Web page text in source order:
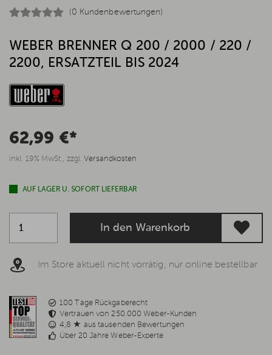
(0 Kundenbewertungen)
WEBER BRENNER Q 200 / 2000 / 220 /
2200, ERSATZTEIL BIS 2024
62,99 €*
inkl. 19% MwSt., zzgl.Versandkosten
AUF LAGER U. SOFORT LIEFERBAR
In den Warenkorb
Im Store aktuell nicht vorrätig, nur online bestellbar
100 Tage Rückgaberecht
Vertrauen von 250.000 Weber-Kunden
4,8 ★ aus tausenden Bewertungen
Über 20 Jahre Weber-Experte